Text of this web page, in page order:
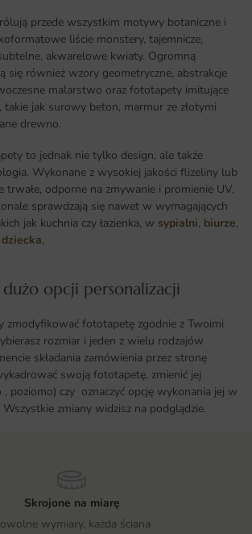
przede wszystkim motywy botaniczne i
liście monstery, tajemnicze,
akwarelowe kwiaty. Ogromną
się również wzory geometryczne, abstrakcje
malarstwo oraz fototapety imitujące
takie jak surowy beton, marmur ze złotymi
drewno.
to jednak nie tylko design, ale także
Wykonane z wysokiej jakości flizeliny lub
trwałe, odporne na zmywanie i promienie UV,
sprawdzają się nawet w wymagających
jak kuchnia czy łazienka, w sypialni, biurze,
,
opcji personalizacji
zmodyfikować fototapetę zgodnie z Twoimi
rozmiar i jeden z wielu rodzajów
składania zamówienia przez stronę
swoją fototapetę, zmienić jej
poziomo) czy oznaczyć opcję wykonania jej w
zmiany widzisz na podglądzie.
Skrojone na miarę
wymiary, każda ściana